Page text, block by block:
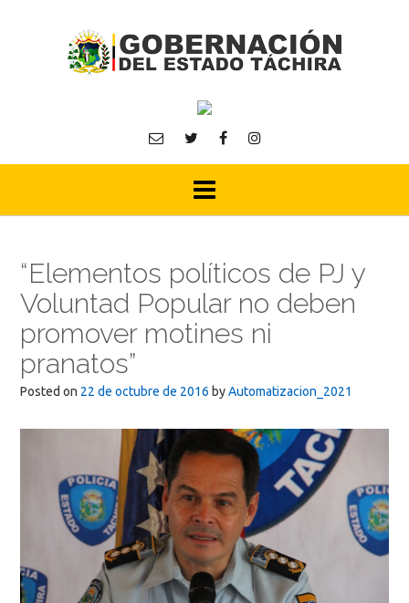
“Elementos políticos de PJ y
Voluntad Popular no deben
promover motines ni
pranatos”
Posted on 22 de octubre de 2016 byAutomatizacion_2021